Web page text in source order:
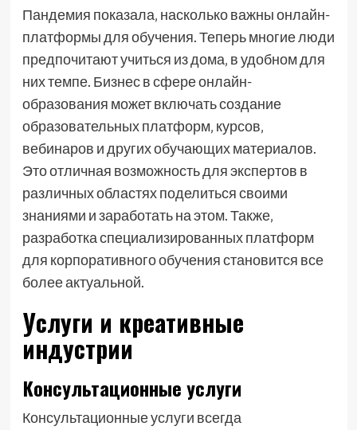
Пандемия показала‚ насколько важны онлайн-
платформы для обучения. Теперь многие люди
предпочитают учиться из дома‚ в удобном для
них темпе. Бизнес в сфере онлайн-
образования может включать создание
образовательных платформ‚ курсов‚
вебинаров и других обучающих материалов.
Это отличная возможность для экспертов в
различных областях поделиться своими
знаниями и заработать на этом. Также‚
разработка специализированных платформ
для корпоративного обучения становится все
более актуальной.
Услуги и креативные
индустрии
Консультационные услуги
Консультационные услуги всегда